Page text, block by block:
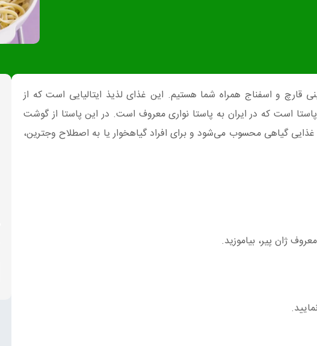
قارچ و اسفناج همراه شما هستیم. این غذای لذیذ ایتالیایی است که از
است که در ایران به پاستا نواری معروف است. در این پاستا از گوشت
غذایی گیاهی محسوب می‌شود و برای افراد گیاهخوار یا به اصطلاح وجترین،
ژان پیر، بیاموزید.